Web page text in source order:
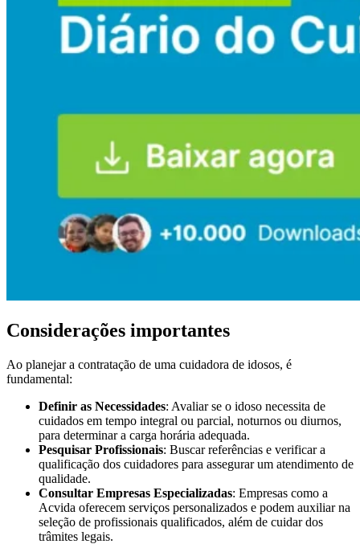
Considerações importantes
Ao planejar a contratação de uma cuidadora de idosos, é
fundamental:
Definir as Necessidades: Avaliar se o idoso necessita de
cuidados em tempo integral ou parcial, noturnos ou diurnos,
para determinar a carga horária adequada.
Pesquisar Profissionais: Buscar referências e verificar a
qualificação dos cuidadores para assegurar um atendimento de
qualidade.
Consultar Empresas Especializadas: Empresas como a
Acvida oferecem serviços personalizados e podem auxiliar na
seleção de profissionais qualificados, além de cuidar dos
trâmites legais.